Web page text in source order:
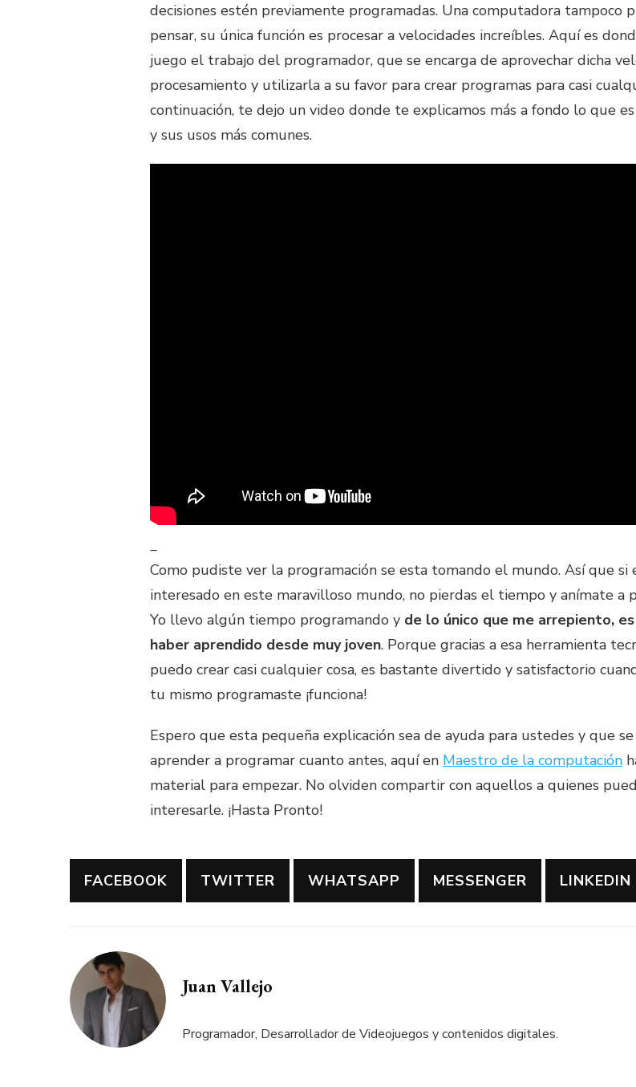
decisiones estén previamente programadas. Una computadora tampoco
pensar, su única función es procesar a velocidades increíbles. Aquí es
juego el trabajo del programador, que se encarga de aprovechar dicha
procesamiento y utilizarla a su favor para crear programas para casi
continuación, te dejo un video donde te explicamos más a fondo lo que
y sus usos más comunes.
_
Como pudiste ver la programación se esta tomando el mundo. Así que si
interesado en este maravilloso mundo, no pierdas el tiempo y anímate a
Yo llevo algún tiempo programando y de lo único que me arrepiento,
haber aprendido desde muy joven. Porque gracias a esa herramienta
puedo crear casi cualquier cosa, es bastante divertido y satisfactorio
tu mismo programaste ¡funciona!
Espero que esta pequeña explicación sea de ayuda para ustedes y que
aprender a programar cuanto antes, aquí en Maestro de la computación
material para empezar. No olviden compartir con aquellos a quienes
interesarle. ¡Hasta Pronto!
FACEBOOK TWITTER WHATSAPP MESSENGER LINKEDIN
Juan Vallejo
Programador, Desarrollador de Videojuegos y contenidos digitales.